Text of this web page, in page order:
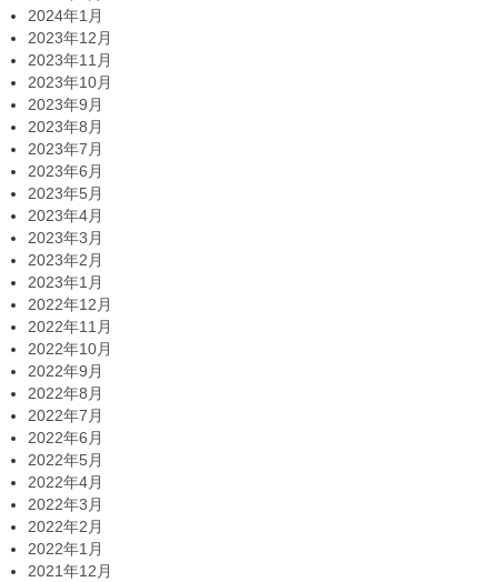
2024年1月
2023年12月
2023年11月
2023年10月
2023年9月
2023年8月
2023年7月
2023年6月
2023年5月
2023年4月
2023年3月
2023年2月
2023年1月
2022年12月
2022年11月
2022年10月
2022年9月
2022年8月
2022年7月
2022年6月
2022年5月
2022年4月
2022年3月
2022年2月
2022年1月
2021年12月